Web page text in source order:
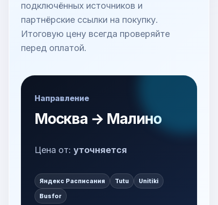
подключённых источников и
партнёрские ссылки на покупку.
Итоговую цену всегда проверяйте
перед оплатой.
Направление
Москва → Малино
Цена от: уточняется
Яндекс Расписания Tutu Unitiki
Busfor